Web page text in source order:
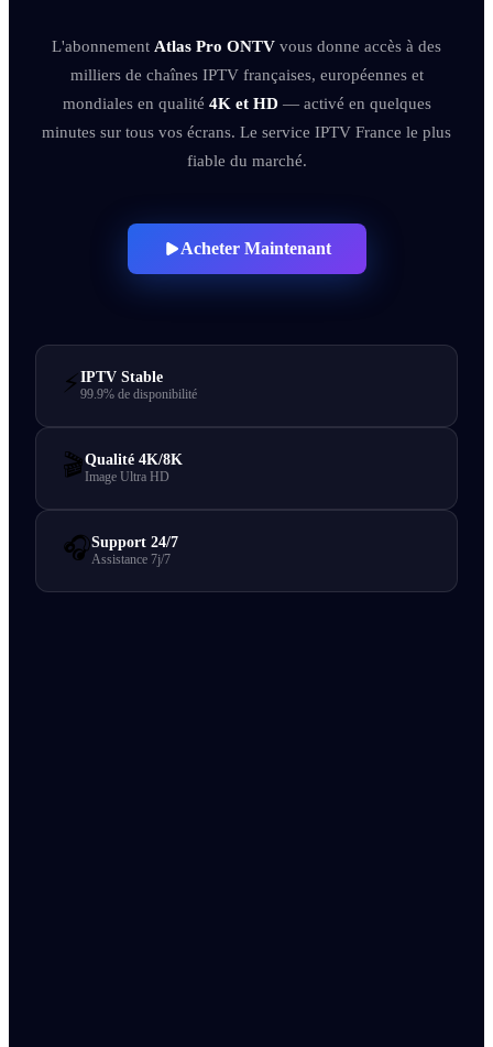
L'abonnement Atlas Pro ONTV vous donne accès à des
milliers de chaînes IPTV françaises, européennes et
mondiales en qualité 4K et HD — activé en quelques
minutes sur tous vos écrans. Le service IPTV France le plus
fiable du marché.
Acheter Maintenant
⚡IPTV Stable
99.9% de disponibilité
🎬Qualité 4K/8K
Image Ultra HD
🎧Support 24/7
Assistance 7j/7